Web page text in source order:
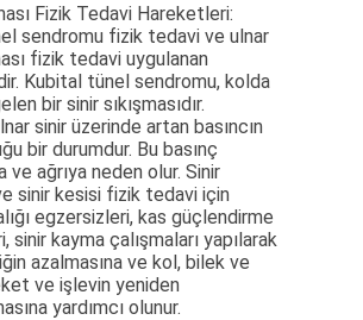
Fizik Tedavi Hareketleri:
sendromu fizik tedavi ve ulnar
fizik tedavi uygulanan
Kubital tünel sendromu, kolda
bir sinir sıkışmasıdır.
sinir üzerinde artan basıncın
bir durumdur. Bu basınç
ve ağrıya neden olur. Sinir
sinir kesisi fizik tedavi için
egzersizleri, kas güçlendirme
sinir kayma çalışmaları yapılarak
azalmasına ve kol, bilek ve
ve işlevin yeniden
yardımcı olunur.